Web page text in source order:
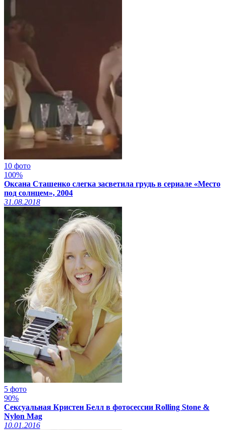
10 фото
100%
Оксана Сташенко слегка засветила грудь в сериале «Место
под солнцем», 2004
31.08.2018
5 фото
90%
Сексуальная Кристен Белл в фотосессии Rolling Stone &
Nylon Mag
10.01.2016